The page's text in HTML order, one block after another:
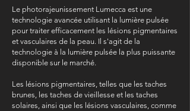
Le photorajeunissement Lumecca est une
technologie avancée utilisant la lumière pulsée
pour traiter efficacement les lésions pigmentaires
et vasculaires de la peau. Il s'agit de la
technologie à la lumière pulsée la plus puissante
disponible sur le marché.
Les lésions pigmentaires, telles que les taches
brunes, les taches de vieillesse et les taches
solaires, ainsi que les lésions vasculaires, comme